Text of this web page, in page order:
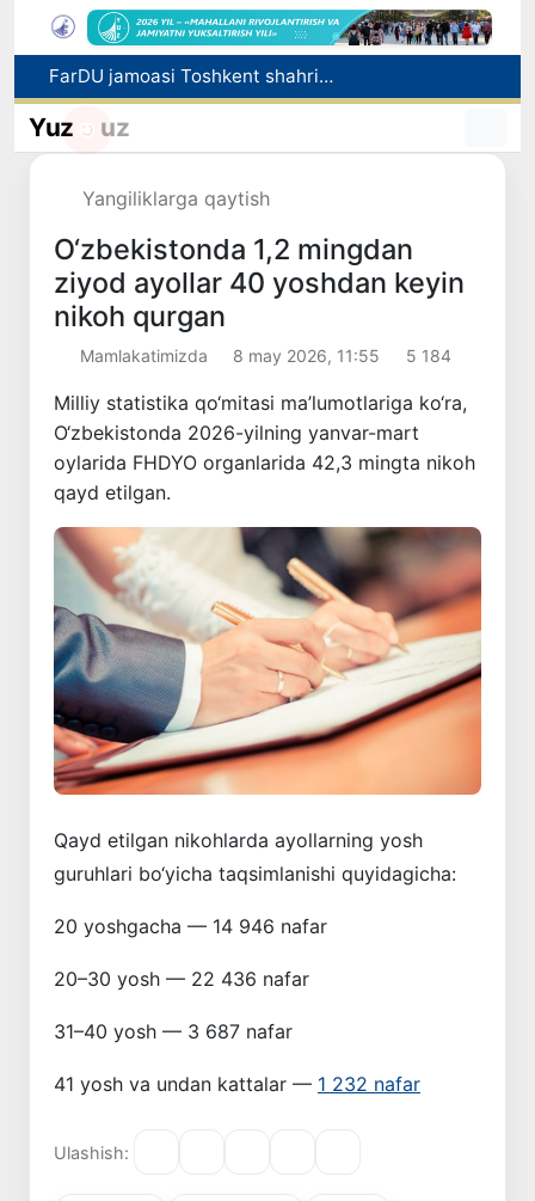
FarDU jamoasi Toshkent shahriga uch kunlik sayohat uyushtirdi
Urganch davlat universiteti «Qovun sayli — 2026» festivalida 3-o‘rinni egalladi
Yuz uz
Yangiliklarga qaytish
O‘zbekistonda 1,2 mingdan
ziyod ayollar 40 yoshdan keyin
nikoh qurgan
Mamlakatimizda 8 may 2026, 11:55 5 184
Milliy statistika qo‘mitasi ma’lumotlariga ko‘ra,
O‘zbekistonda 2026-yilning yanvar-mart
oylarida FHDYO organlarida 42,3 mingta nikoh
qayd etilgan.
Qayd etilgan nikohlarda ayollarning yosh
guruhlari bo‘yicha taqsimlanishi quyidagicha:
20 yoshgacha — 14 946 nafar
20–30 yosh — 22 436 nafar
31–40 yosh — 3 687 nafar
41 yosh va undan kattalar — 1 232 nafar
Ulashish: